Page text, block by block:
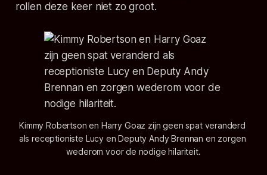
rollen deze keer niet zo groot.
Kimmy Robertson en Harry Goaz zijn geen spat veranderd
als receptioniste Lucy en Deputy Andy Brennan en zorgen
wederom voor de nodige hilariteit.